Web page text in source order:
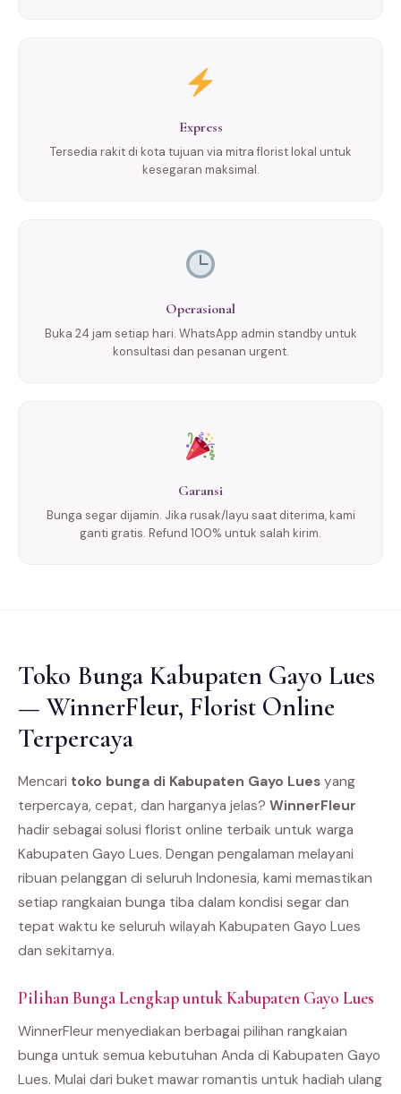
Express
Tersedia rakit di kota tujuan via mitra florist lokal untuk
kesegaran maksimal.
Operasional
Buka 24 jam setiap hari. WhatsApp admin standby untuk
konsultasi dan pesanan urgent.
Garansi
Bunga segar dijamin. Jika rusak/layu saat diterima, kami
ganti gratis. Refund 100% untuk salah kirim.
Toko Bunga Kabupaten Gayo Lues
— WinnerFleur, Florist Online
Terpercaya
Mencari toko bunga di Kabupaten Gayo Lues yang
terpercaya, cepat, dan harganya jelas? WinnerFleur
hadir sebagai solusi florist online terbaik untuk warga
Kabupaten Gayo Lues. Dengan pengalaman melayani
ribuan pelanggan di seluruh Indonesia, kami memastikan
setiap rangkaian bunga tiba dalam kondisi segar dan
tepat waktu ke seluruh wilayah Kabupaten Gayo Lues
dan sekitarnya.
Pilihan Bunga Lengkap untuk Kabupaten Gayo Lues
WinnerFleur menyediakan berbagai pilihan rangkaian
bunga untuk semua kebutuhan Anda di Kabupaten Gayo
Lues. Mulai dari buket mawar romantis untuk hadiah ulang